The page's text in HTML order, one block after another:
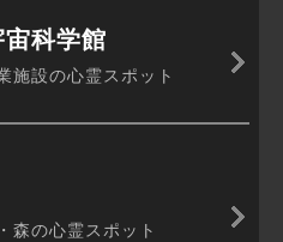
科学館
施設の心霊スポット
森の心霊スポット